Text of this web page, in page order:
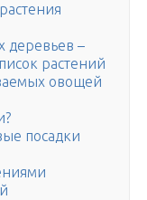
деревьев –
растений
овощей
посадки